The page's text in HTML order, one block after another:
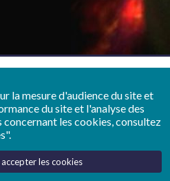
recherche en
la mesure d'audience du site et
du site et l'analyse des
concernant les cookies, consultez
les cookies